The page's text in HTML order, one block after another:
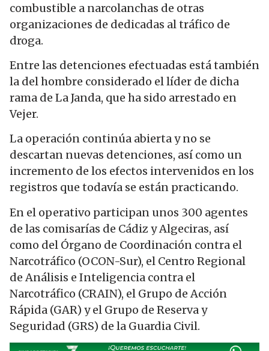
combustible a narcolanchas de otras
organizaciones de dedicadas al tráfico de
droga.
Entre las detenciones efectuadas está también
la del hombre considerado el líder de dicha
rama de La Janda, que ha sido arrestado en
Vejer.
La operación continúa abierta y no se
descartan nuevas detenciones, así como un
incremento de los efectos intervenidos en los
registros que todavía se están practicando.
En el operativo participan unos 300 agentes
de las comisarías de Cádiz y Algeciras, así
como del Órgano de Coordinación contra el
Narcotráfico (OCON-Sur), el Centro Regional
de Análisis e Inteligencia contra el
Narcotráfico (CRAIN), el Grupo de Acción
Rápida (GAR) y el Grupo de Reserva y
Seguridad (GRS) de la Guardia Civil.